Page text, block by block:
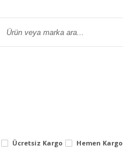
Ücretsiz Kargo Hemen Kargo